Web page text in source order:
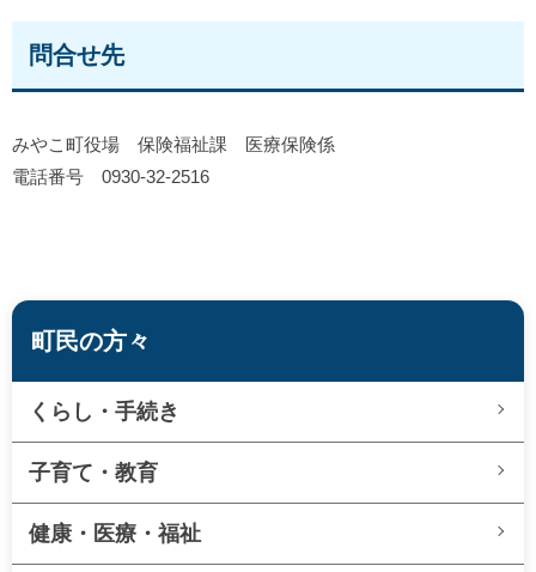
問合せ先
みやこ町役場 保険福祉課 医療保険係
電話番号 0930-32-2516
町民の方々
くらし・手続き
子育て・教育
健康・医療・福祉